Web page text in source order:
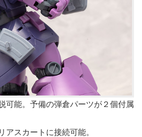
可能。予備の弾倉パーツが２個付属
アスカートに接続可能。